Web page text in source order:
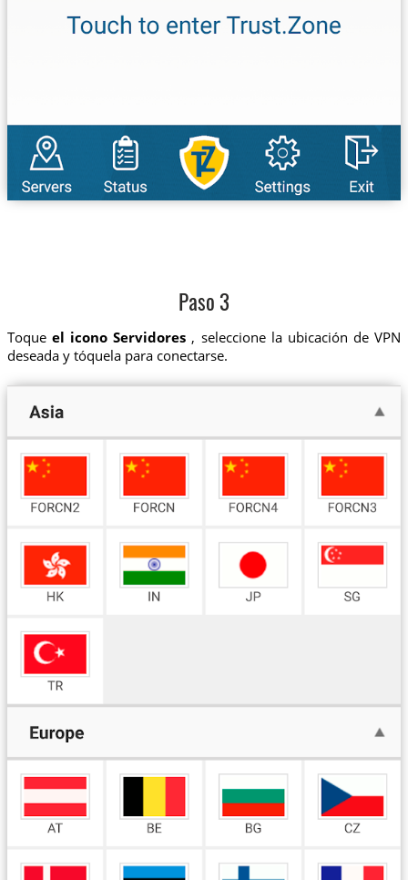
Paso 3
Toque el icono Servidores , seleccione la ubicación de VPN
deseada y tóquela para conectarse.